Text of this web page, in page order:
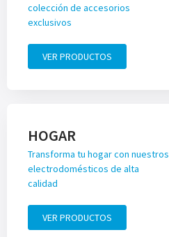
colección de accesorios
exclusivos
VER PRODUCTOS
HOGAR
Transforma tu hogar con nuestros
electrodomésticos de alta
calidad
VER PRODUCTOS